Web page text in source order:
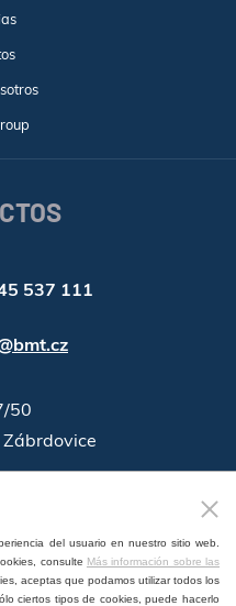
537 111
50
del usuario en nuestro sitio web.
consulte Más información sobre las
aceptas que podamos utilizar todos los
ciertos tipos de cookies, puede hacerlo